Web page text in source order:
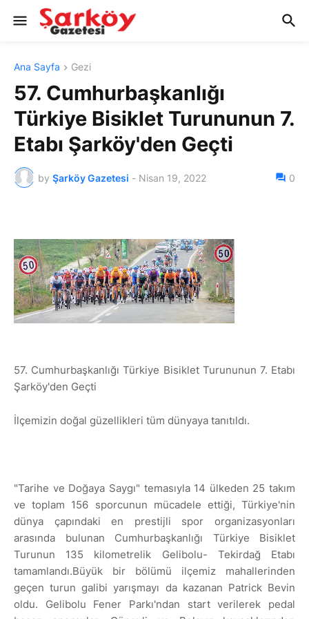
Ana Sayfa Gezi
57. Cumhurbaşkanlığı
Türkiye Bisiklet Turununun 7.
Etabı Şarköy'den Geçti
by Şarköy Gazetesi - Nisan 19, 2022 0
57. Cumhurbaşkanlığı Türkiye Bisiklet Turununun 7. Etabı
Şarköy'den Geçti
İlçemizin doğal güzellikleri tüm dünyaya tanıtıldı.
"Tarihe ve Doğaya Saygı" temasıyla 14 ülkeden 25 takım
ve toplam 156 sporcunun mücadele ettiği, Türkiye'nin
dünya çapındaki en prestijli spor organizasyonları
arasında bulunan Cumhurbaşkanlığı Türkiye Bisiklet
Turunun 135 kilometrelik Gelibolu- Tekirdağ Etabı
tamamlandı.Büyük bir bölümü ilçemiz mahallerinden
geçen turun galibi yarışmayı da kazanan Patrick Bevin
oldu. Gelibolu Fener Parkı'ndan start verilerek pedal